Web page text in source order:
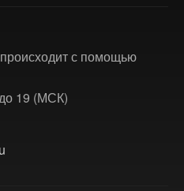
с помощью
19 (МСК)